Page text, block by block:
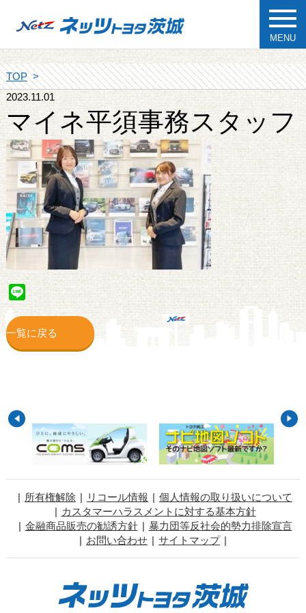
MENU
TOP
2023.11.01
マイネ平須事務スタッフ
Line
一覧に戻る
所有権解除 リコール情報
個人情報の取り扱いについて
カスタマーハラスメントに対する基本方針
金融商品販売の勧誘方針
暴力団等反社会的勢力排除宣言
お問い合わせ
サイトマップ